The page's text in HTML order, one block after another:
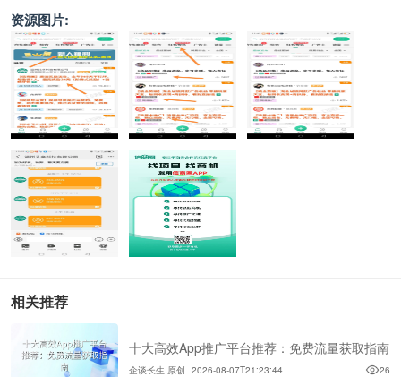
资源图片:
相关推荐
十大高效App推广平台推荐：免费流量获取指南
企谈长生 原创 2026-08-07T21:23:44 26